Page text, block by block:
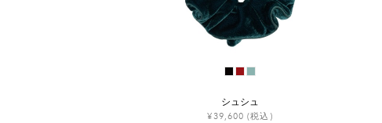
シュシュ
¥39,600 (税込)